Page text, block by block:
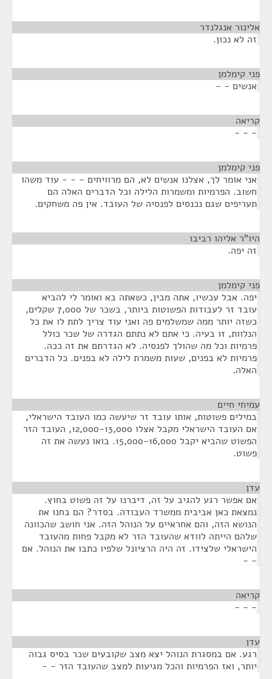
אלינור אנגלנדר
זה לא נכון.
פני קימלמן
אנשים - -
קריאה
- - -
פני קימלמן
אני אומר לך, אצלנו אנשים לא, הם מרוויחים - - - עוד משהו
חשוב. הפרמיות ומשמרות הלילה וכל הדברים האלה הם
תעריפים שגם נכנסים לפנסיה של העובד. אין פה משחקים.
היו"ר אליהו רביבו
זה יפה.
פני קימלמן
יפה. אבל עכשיו, אתה מבין, כשאתה בא ואומר לי להביא
עובד זר לעבודות הפשוטות ביותר, בשכר של 7,000 שקלים,
כשזה יותר ממה שמשלמים פה ואני עוד צריך לתת לו את כל
הנלוות, זו בעיה. כי אתם לא נתתם הגדרה של שכר כולל
פרמיות וכל מה שהולך לפנסיה. לא הגדרתם את זה ככה.
פרמיות לא בפנים, שעות משמרת לילה לא בפנים. כל הדברים
האלה.
עמיחי חיים
במילים פשוטות, אותו עובד זר שיעשה כמו העובד הישראלי,
אם העובד הישראלי מקבל אצלו 12,000-13,000, העובד הזר
הפשוט שהביא יקבל 15,000-16,000. בואו נעשה את זה
פשוט.
עדן
אם אפשר רגע להגיב על זה, דיברנו על זה פשוט בחוץ.
נמצאת כאן אביבית ממשרד העבודה. בסדר? הם בחנו את
הנושא הזה, והם אחראיים על הנוהל הזה. אני חושב שהכוונה
שלהם הייתה לוודא שהעובד הזר לא מקבל פחות מהעובד
הישראלי שלצידו. זה היה הרציונל שלפיו כתבו את הנוהל. אם
- -
קריאה
- - -
עדן
רגע. אם במסגרת הנוהל יצא מצב שקובעים שכר בסיס גבוה
יותר, ואז הפרמיות והכל מגיעות למצב שהעובד הזר - -